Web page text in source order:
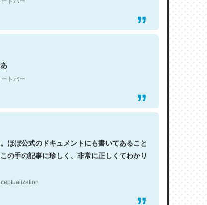
トバー
ほぼ公式のドキュメントにも書いてあること
の手の記事に珍しく、非常に正しくてわかり